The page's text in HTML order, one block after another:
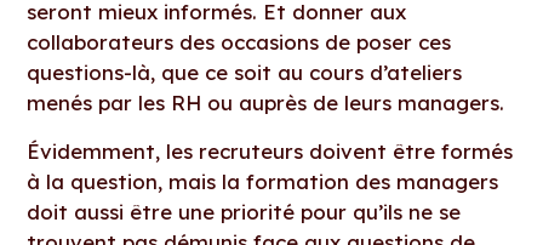
seront mieux informés. Et donner aux
collaborateurs des occasions de poser ces
questions-là, que ce soit au cours d’ateliers
menés par les RH ou auprès de leurs managers.
Évidemment, les recruteurs doivent être formés
à la question, mais la formation des managers
doit aussi être une priorité pour qu’ils ne se